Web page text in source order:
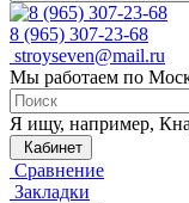
8 (965) 307-23-68
stroyseven@mail.ru
Мы работаем по
Я ищу, например,
Кабинет
Сравнение
Закладки